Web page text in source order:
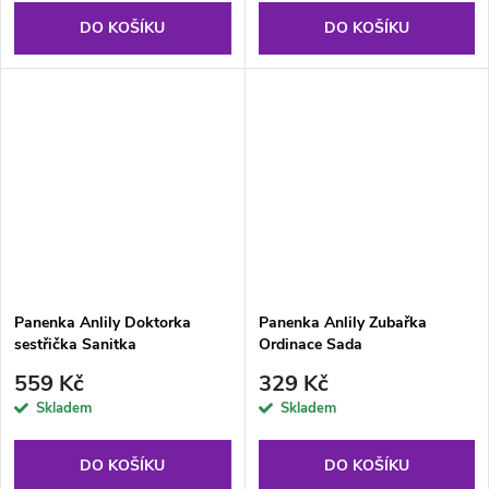
DO KOŠÍKU DO KOŠÍKU
Panenka Anlily Doktorka
sestřička Sanitka
559 Kč
Skladem
DO KOŠÍKU
Panenka Anlily Zubařka
Ordinace Sada
329 Kč
Skladem
DO KOŠÍKU